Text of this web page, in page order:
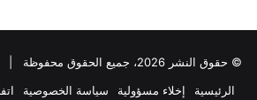
© حقوق النشر 2026، جميع الحقوق محفوظة |
الرئيسية
إخلاء مسؤولية سياسة الخصوصية